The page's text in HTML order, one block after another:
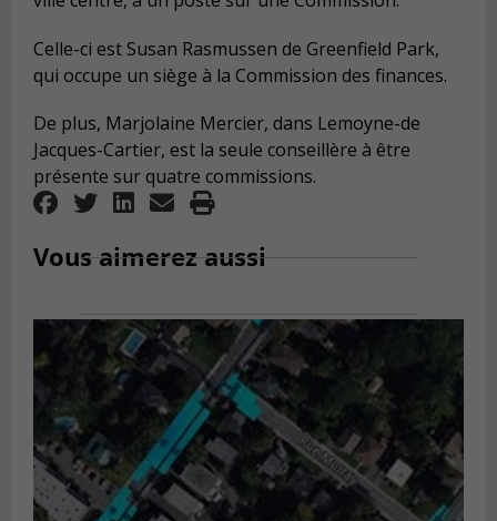
Celle-ci est Susan Rasmussen de Greenfield Park,
qui occupe un siège à la Commission des finances.
De plus, Marjolaine Mercier, dans Lemoyne-de
Jacques-Cartier, est la seule conseillère à être
présente sur quatre commissions.
Vous aimerez aussi